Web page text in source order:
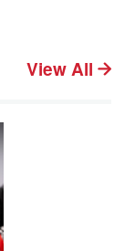
View All